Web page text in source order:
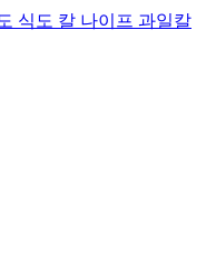
식도 칼 나이프 과일칼